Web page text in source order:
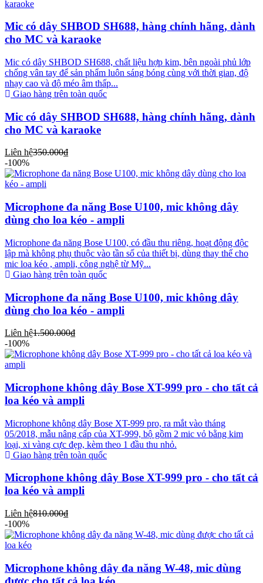
Mic có dây SHBOD SH688, hàng chính hãng, dành
cho MC và karaoke
Mic có dây SHBOD SH688, chất liệu hợp kim, bên ngoài phủ lớp
chống vân tay để sản phẩm luôn sáng bóng cùng với thời gian, độ
nhạy cao và độ méo âm thấp...
Giao hàng trên toàn quốc
Mic có dây SHBOD SH688, hàng chính hãng, dành
cho MC và karaoke
Liên hệ350.000₫
-100%
Microphone đa năng Bose U100, mic không dây
dùng cho loa kéo - ampli
Microphone đa năng Bose U100, có đầu thu riêng, hoạt động độc
lập mà không phụ thuộc vào tần số của thiết bị, dùng thay thế cho
mic loa kéo , ampli, công nghệ từ Mỹ...
Giao hàng trên toàn quốc
Microphone đa năng Bose U100, mic không dây
dùng cho loa kéo - ampli
Liên hệ1.500.000₫
-100%
Microphone không dây Bose XT-999 pro - cho tất cả
loa kéo và ampli
Microphone không dây Bose XT-999 pro, ra mắt vào tháng
05/2018, mẫu nâng cấp của XT-999, bộ gồm 2 mic vỏ bằng kim
loại, xi vàng cực đẹp, kèm theo 1 đầu thu nhỏ.
Giao hàng trên toàn quốc
Microphone không dây Bose XT-999 pro - cho tất cả
loa kéo và ampli
Liên hệ810.000₫
-100%
Microphone không dây đa năng W-48, mic dùng